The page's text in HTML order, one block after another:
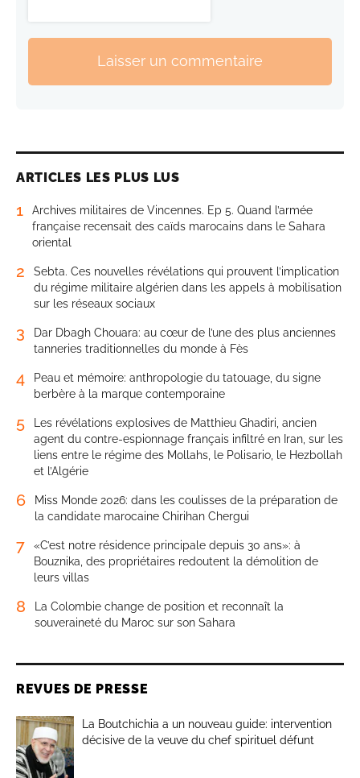
Laisser un commentaire
ARTICLES LES PLUS LUS
1
Archives militaires de Vincennes. Ep 5. Quand l’armée
française recensait des caïds marocains dans le Sahara
oriental
2
Sebta. Ces nouvelles révélations qui prouvent l’implication
du régime militaire algérien dans les appels à mobilisation
sur les réseaux sociaux
3
Dar Dbagh Chouara: au cœur de l’une des plus anciennes
tanneries traditionnelles du monde à Fès
4
Peau et mémoire: anthropologie du tatouage, du signe
berbère à la marque contemporaine
5
Les révélations explosives de Matthieu Ghadiri, ancien
agent du contre-espionnage français infiltré en Iran, sur les
liens entre le régime des Mollahs, le Polisario, le Hezbollah
et l’Algérie
6
Miss Monde 2026: dans les coulisses de la préparation de
la candidate marocaine Chirihan Chergui
7
«C’est notre résidence principale depuis 30 ans»: à
Bouznika, des propriétaires redoutent la démolition de
leurs villas
8
La Colombie change de position et reconnaît la
souveraineté du Maroc sur son Sahara
REVUES DE PRESSE
La Boutchichia a un nouveau guide: intervention
décisive de la veuve du chef spirituel défunt